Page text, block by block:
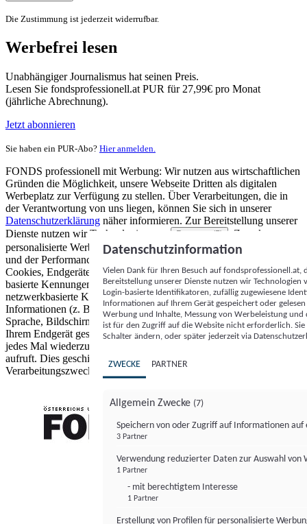
Die Zustimmung ist jederzeit widerrufbar.
Werbefrei lesen
Unabhängiger Journalismus hat seinen Preis.
Lesen Sie fondsprofessionell.at PUR für 27,99€ pro Monat
(jährliche Abrechnung).
Jetzt abonnieren
Sie haben ein PUR-Abo? Hier anmelden.
FONDS professionell mit Werbung: Wir nutzen aus wirtschaftlichen
Gründen die Möglichkeit, unsere Webseite Dritten als digitalen
Werbeplatz zur Verfügung zu stellen. Über Verarbeitungen, die in
der Verantwortung von uns liegen, können Sie sich in unserer
Datenschutzerklärung näher informieren. Zur Bereitstellung unserer
Dienste nutzen wir Technologien von
Partnern (5)
. Zwecke:
personalisierte Werbung und Inhalte, Messung von Werbeleistung
und der Performance von Inhalten sowie Zielgruppenforschung.
Cookies, Endgeräte- oder ähnliche Online-Kennungen (z. B. login-
basierte Kennungen, zufällig generierte Kennungen,
netzwerkbasierte Kennungen) können zusammen mit anderen
Informationen (z. B. Browsertyp und Browserinformationen,
Sprache, Bildschirmgröße, unterstützte Technologien usw.) auf
Ihrem Endgerät gespeichert oder von dort ausgelesen werden, um es
jedes Mal wiederzuerkennen, wenn es eine App oder einer Webseite
aufruft. Dies geschieht für einen oder mehrere der hier aufgeführten
Verarbeitungszwecke.
Datenschutzinformation
Vielen Dank für Ihren Besuch auf
Bereitstellung unserer Dienste nutzen wir Technologien
Login-basierte Identifikatoren, zufällig zugewiesene
Informationen auf Ihrem Gerät gespeichert oder
Werbung und Inhalte, Messung von Werbeleistung
ist für den Zugriff auf die Website nicht erforderlich.
Schalter ändern, oder später jederzeit via
ZWECKE PARTNER
Allgemein Zwecke (7)
Speichern von oder Zugriff auf Informationen auf
3 Partner
Verwendung reduzierter Daten zur Auswahl von
1 Partner
- mit berechtigtem Interesse
1 Partner
Erstellung von Profilen für personalisierte
FONDS professionell